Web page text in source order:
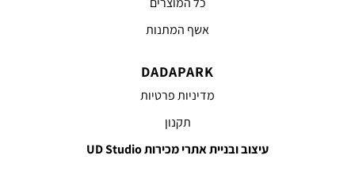
אשף המתנות
DADAPARK
מדיניות פרטיות
תקנון
עיצוב ובניית אתרי מכירות UD Studio